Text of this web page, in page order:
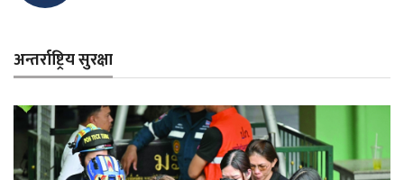
अन्तर्राष्ट्रिय सुरक्षा